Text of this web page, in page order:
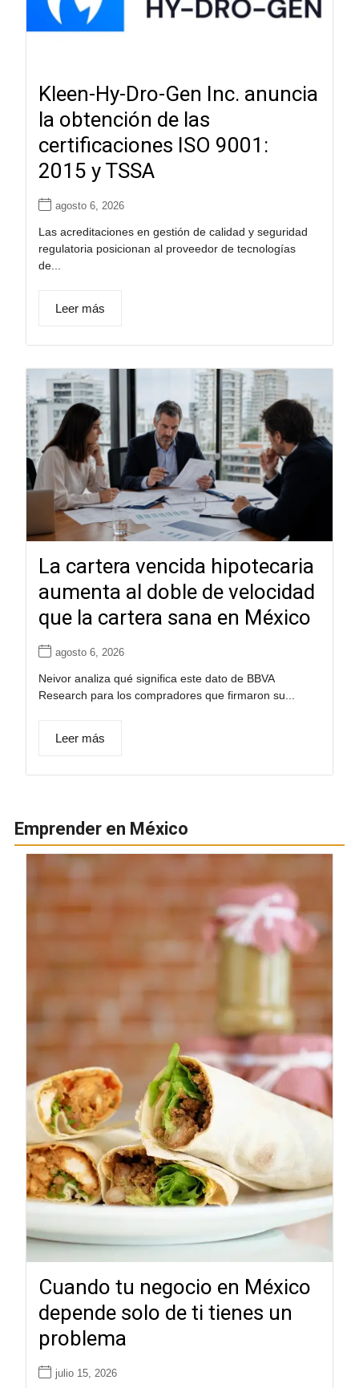
Kleen-Hy-Dro-Gen Inc. anuncia
la obtención de las
certificaciones ISO 9001:
2015 y TSSA
agosto 6, 2026
Las acreditaciones en gestión de calidad y seguridad
regulatoria posicionan al proveedor de tecnologías
de...
Leer más
La cartera vencida hipotecaria
aumenta al doble de velocidad
que la cartera sana en México
agosto 6, 2026
Neivor analiza qué significa este dato de BBVA
Research para los compradores que firmaron su...
Leer más
Emprender en México
Cuando tu negocio en México
depende solo de ti tienes un
problema
julio 15, 2026